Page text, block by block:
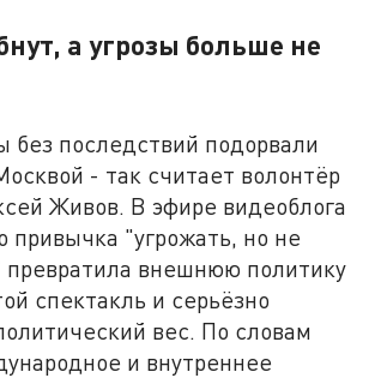
а угрозы больше не
без последствий подорвали
- так считает волонтёр
Живов. В эфире видеоблога
привычка "угрожать, но не
превратила внешнюю политику
спектакль и серьёзно
вес. По словам
и внутреннее